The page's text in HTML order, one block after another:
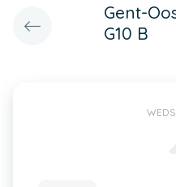
Gent-
G10 B